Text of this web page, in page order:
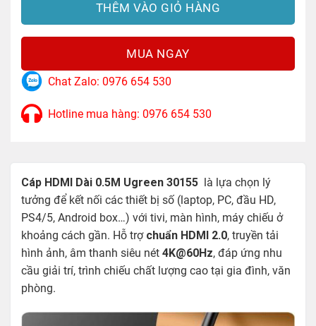
THÊM VÀO GIỎ HÀNG
MUA NGAY
Chat Zalo: 0976 654 530
Hotline mua hàng: 0976 654 530
Cáp HDMI Dài 0.5M Ugreen 30155 là lựa chọn lý
tưởng để kết nối các thiết bị số (laptop, PC, đầu HD,
PS4/5, Android box…) với tivi, màn hình, máy chiếu ở
khoảng cách gần. Hỗ trợ chuẩn HDMI 2.0, truyền tải
hình ảnh, âm thanh siêu nét 4K@60Hz, đáp ứng nhu
cầu giải trí, trình chiếu chất lượng cao tại gia đình, văn
phòng.